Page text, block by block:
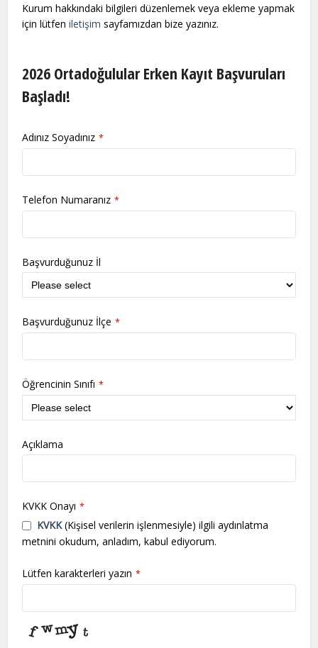
Kurum hakkındaki bilgileri düzenlemek veya ekleme yapmak
için lütfeniletişim sayfamızdan bize yazınız.
2026 Ortadoğulular Erken Kayıt Başvuruları
Başladı!
Adınız Soyadınız *
Telefon Numaranız *
Başvurduğunuz İl
Başvurduğunuz İlçe *
Öğrencinin Sınıfı *
Açıklama
KVKK Onayı *
KVKK(Kişisel verilerin işlenmesiyle) ilgili aydınlatma
metnini okudum, anladım, kabul ediyorum.
Lütfen karakterleri yazın *